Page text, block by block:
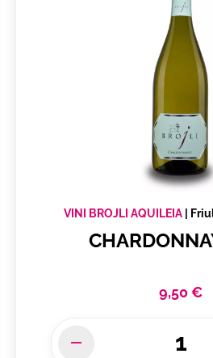
VINI BROJLI AQUILEIA |
9,50 €